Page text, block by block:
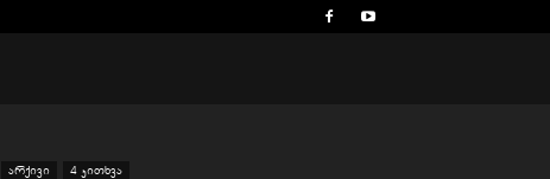
არქივი 4 კითხვა